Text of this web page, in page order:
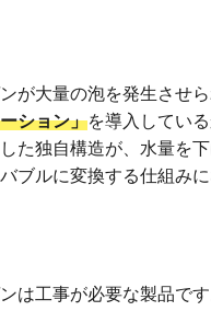
が大量の泡を発生させら
ション」を導入してい
た独自構造が、水量を
ブルに変換する仕組みに
は工事が必要な製品で